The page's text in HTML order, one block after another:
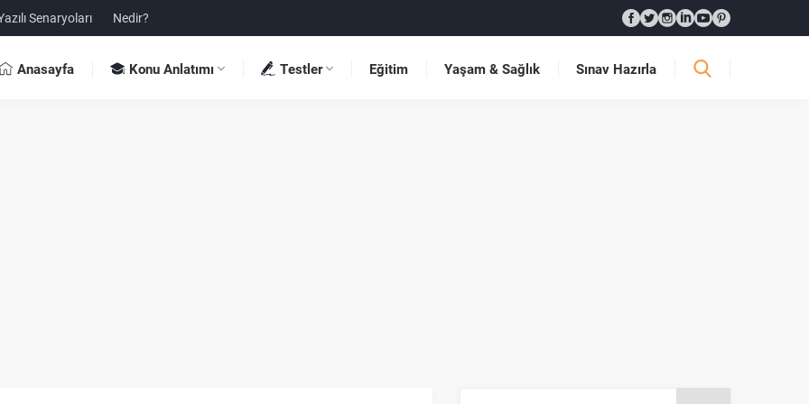
Senaryoları Nedir?
Anasayfa Konu Anlatımı Testler Eğitim Yaşam & Sağlık Sınav Hazırla